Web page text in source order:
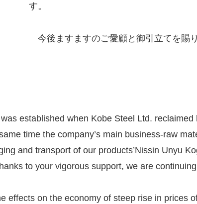
す。
今後ますますのご愛顧と御引立てを賜
established when Kobe Steel Ltd.
time the company’s main business-raw
and transport of our products’Nissin Unyu
to your vigorous support, we are
effects on the economy of steep rise in prices